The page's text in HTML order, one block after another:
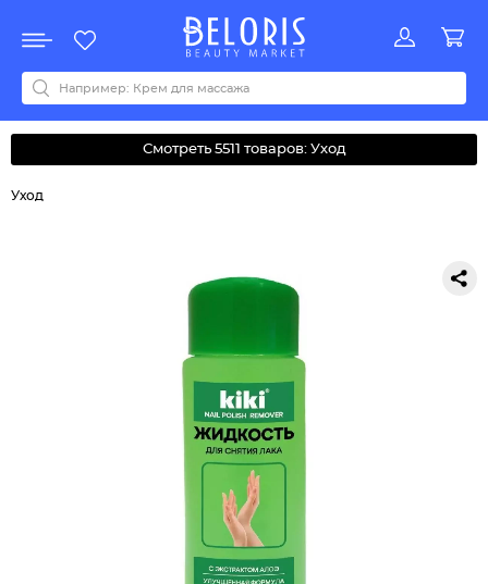
Акции
Все бренды
0-9ABCDEFGHIJKLMNOPQRSTUVWYZАБВДЗИМОКЛНПРСТУФ
Смотреть 5511 товаров: Уход
Уход